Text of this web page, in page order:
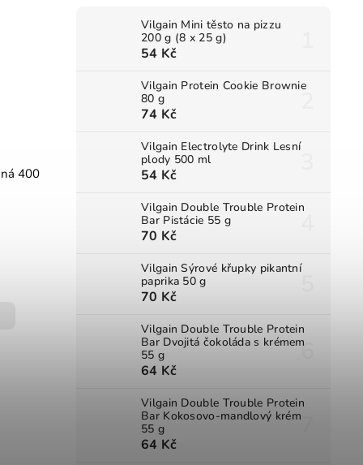
Vilgain Mini těsto na pizzu
200 g (8 x 25 g)
54 Kč
Vilgain Protein Cookie Brownie
80 g
74 Kč
Vilgain Electrolyte Drink Lesní
plody 500 ml
54 Kč
Vilgain Double Trouble Protein
Bar Pistácie 55 g
70 Kč
Vilgain Sýrové křupky pikantní
paprika 50 g
70 Kč
Vilgain Double Trouble Protein
Bar Dvojitá čokoláda s krémem
55 g
64 Kč
Vilgain Double Trouble Protein
Bar Kokosovo-mandlový krém
55 g
64 Kč
400